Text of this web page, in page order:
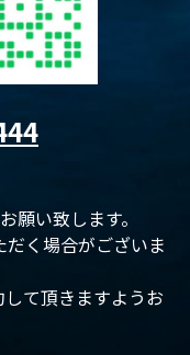
願い致します。
く場合がございま
て頂きますようお